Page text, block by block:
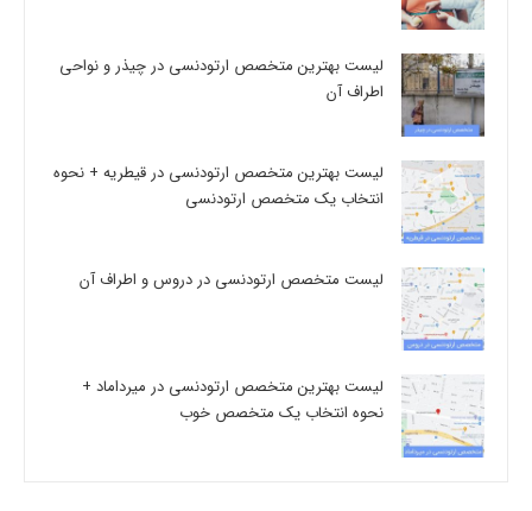
لیست بهترین متخصص ارتودنسی در چیذر و نواحی
اطراف آن
لیست بهترین متخصص ارتودنسی در قیطریه + نحوه
انتخاب یک متخصص ارتودنسی
لیست متخصص ارتودنسی در دروس و اطراف آن
لیست بهترین متخصص ارتودنسی در میرداماد +
نحوه انتخاب یک متخصص خوب